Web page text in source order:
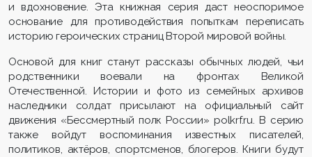
и вдохновение. Эта книжная серия даст неоспоримое
основание для противодействия попыткам переписать
историю героических страниц Второй мировой войны.
Основой для книг станут рассказы обычных людей, чьи
родственники воевали на фронтах Великой
Отечественной. Истории и фото из семейных архивов
наследники солдат присылают на официальный сайт
движения «Бессмертный полк России» polkrf.ru. В серию
также войдут воспоминания известных писателей,
политиков, актёров, спортсменов, блогеров. Книги будут